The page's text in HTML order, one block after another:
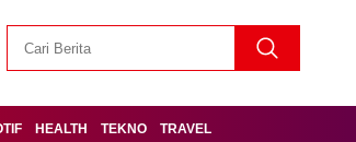
HEALTH TEKNO TRAVEL